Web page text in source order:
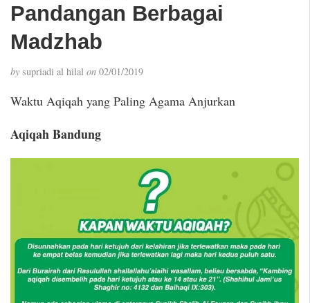
Pandangan Berbagai
Madzhab
by supriadi al hilal on 02/01/2019
Waktu Aqiqah yang Paling Agama Anjurkan
Aqiqah Bandung